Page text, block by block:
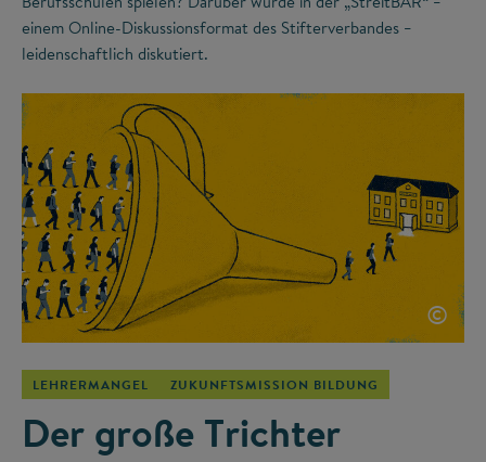
–
einem Online-Diskussionsformat des Stifterverbandes –
leidenschaftlich diskutiert.
©
LEHRERMANGEL ZUKUNFTSMISSION BILDUNG
Der große Trichter